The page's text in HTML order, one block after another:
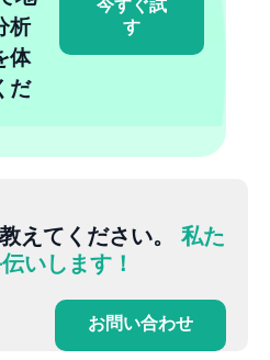
析
体
だ
今すぐ試
す
えてください。 私た
いします！
お問い合わせ